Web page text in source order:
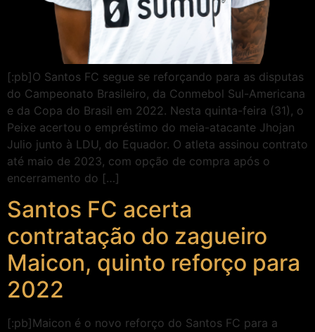
[:pb]O Santos FC segue se reforçando para as disputas
do Campeonato Brasileiro, da Conmebol Sul-Americana
e da Copa do Brasil em 2022. Nesta quinta-feira (31), o
Peixe acertou o empréstimo do meia-atacante Jhojan
Julio junto à LDU, do Equador. O atleta assinou contrato
até maio de 2023, com opção de compra após o
encerramento do […]
Santos FC acerta
contratação do zagueiro
Maicon, quinto reforço para
2022
[:pb]Maicon é o novo reforço do Santos FC para a